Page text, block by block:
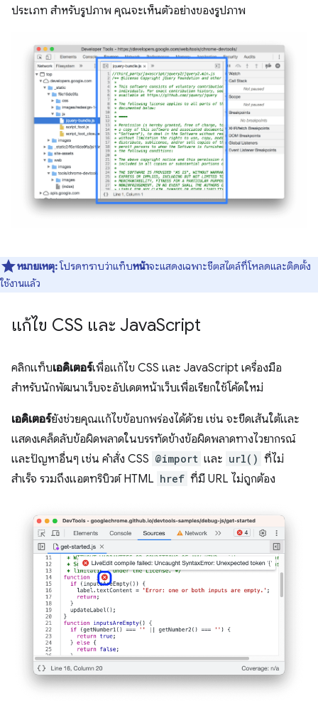
ประเภท สำหรับรูปภาพ คุณจะเห็นตัวอย่างของรูปภาพ
หมายเหตุ:โปรดทราบว่าแท็บหน้าจะแสดงเฉพาะชีตสไตล์ที่โหลดและติดตั้ง
ใช้งานแล้ว
แก้ไข CSS และ JavaScript
คลิกแท็บเอดิเตอร์เพื่อแก้ไข CSS และ JavaScript เครื่องมือ
สำหรับนักพัฒนาเว็บจะอัปเดตหน้าเว็บเพื่อเรียกใช้โค้ดใหม่
เอดิเตอร์ยังช่วยคุณแก้ไขข้อบกพร่องได้ด้วย เช่น จะขีดเส้นใต้และ
แสดงเคล็ดลับข้อผิดพลาดในบรรทัดข้างข้อผิดพลาดทางไวยากรณ์
และปัญหาอื่นๆ เช่น คำสั่ง CSS @import และ url() ที่ไม่
สำเร็จ รวมถึงแอตทริบิวต์ HTML href ที่มี URL ไม่ถูกต้อง